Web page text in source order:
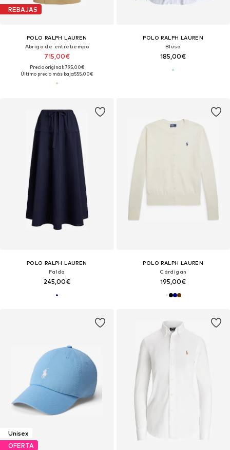
REBAJAS
POLO RALPH LAUREN
Abrigo de entretiempo
715,00€
Precio original: 795,00€
Último precio más bajo:555,00€
POLO RALPH LAUREN
Blusa
185,00€
POLO RALPH LAUREN
Falda
245,00€
POLO RALPH LAUREN
Cárdigan
195,00€
Unisex
OFERTA